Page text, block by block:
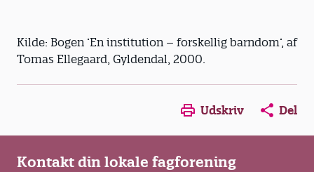
Kilde: Bogen ’En institution – forskellig barndom’, af
Tomas Ellegaard, Gyldendal, 2000.
Opens in a new window
Opens in a new
Opens in
Udskriv Del
Kontakt din lokale fagforening